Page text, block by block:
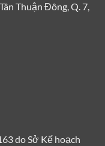
Thuận Đông, Q. 7,
do Sở Kế hoạch